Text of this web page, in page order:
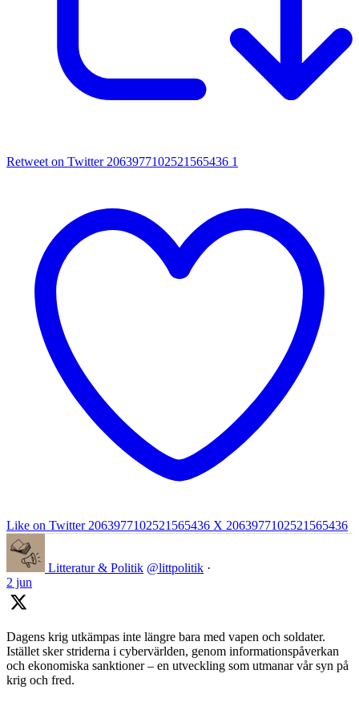
Retweet on Twitter 2063977102521565436 1
Like on Twitter 2063977102521565436 X 2063977102521565436
Litteratur & Politik @littpolitik ·
2 jun
Dagens krig utkämpas inte längre bara med vapen och soldater.
Istället sker striderna i cybervärlden, genom informationspåverkan
och ekonomiska sanktioner – en utveckling som utmanar vår syn på
krig och fred.